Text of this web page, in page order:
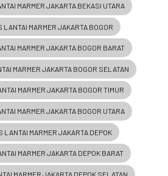
MARMER JAKARTA BEKASI UTARA
LANTAI MARMER JAKARTA BOGOR
MARMER JAKARTA BOGOR BARAT
MARMER JAKARTA BOGOR SELATAN
MARMER JAKARTA BOGOR TIMUR
MARMER JAKARTA BOGOR UTARA
LANTAI MARMER JAKARTA DEPOK
MARMER JAKARTA DEPOK BARAT
MARMER JAKARTA DEPOK SELATAN